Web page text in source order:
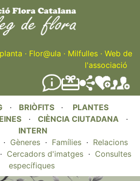
Skip
to
main
content
· Flor@ula · Milfulles · Web de
l'associació
· BRIÒFITS · PLANTES
EINES · CIÈNCIA CIUTADANA ·
INTERN
· Gèneres · Famílies · Relacions
· Cercadors d'imatges · Consultes
específiques